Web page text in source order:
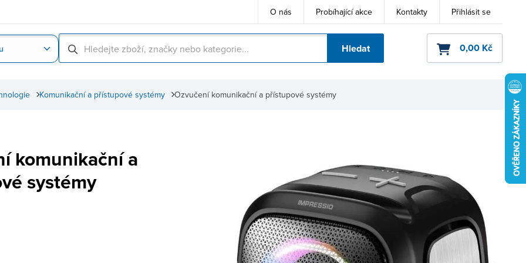
O nás Probíhající akce Kontakty Přihlásit se
Hledat 0,00 Kč
Ozvučení komunikační a přístupové systémy
Komunikační a přístupové systémy
komunikační a
systémy